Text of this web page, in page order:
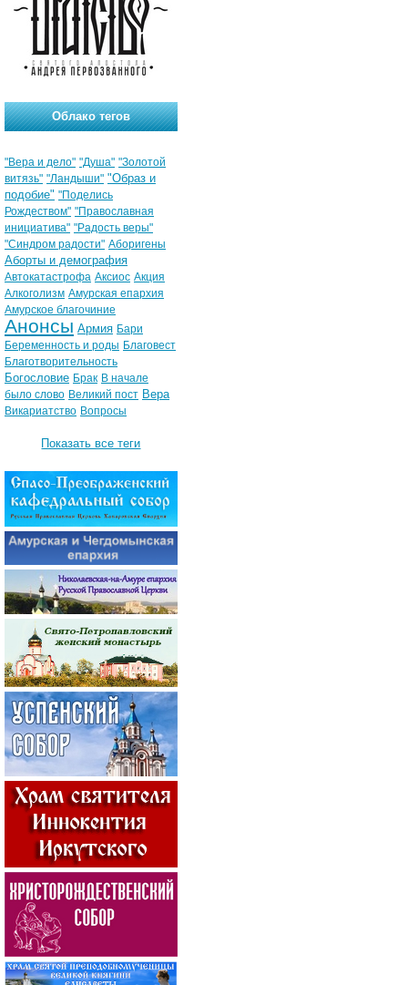
Облако тегов
"Вера и дело" "Душа" "Золотой
витязь" "Ландыши" "Образ и
подобие" "Поделись
Рождеством" "Православная
инициатива" "Радость веры"
"Синдром радости" Аборигены
Аборты и демография
Автокатастрофа Аксиос Акция
Алкоголизм Амурская епархия
Амурское благочиние
Анонсы Армия Бари
Беременность и роды Благовест
Благотворительность
Богословие Брак В начале
было слово Великий пост Вера
Викариатство Вопросы
Показать все теги